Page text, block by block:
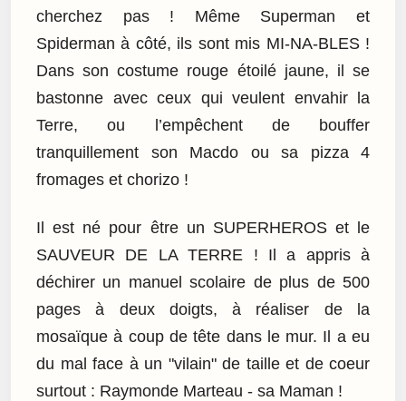
cherchez pas ! Même Superman et
Spiderman à côté, ils sont mis MI-NA-BLES !
Dans son costume rouge étoilé jaune, il se
bastonne avec ceux qui veulent envahir la
Terre, ou l’empêchent de bouffer
tranquillement son Macdo ou sa pizza 4
fromages et chorizo !
Il est né pour être un SUPERHEROS et le
SAUVEUR DE LA TERRE ! Il a appris à
déchirer un manuel scolaire de plus de 500
pages à deux doigts, à réaliser de la
mosaïque à coup de tête dans le mur. Il a eu
du mal face à un "vilain" de taille et de coeur
surtout : Raymonde Marteau - sa Maman !